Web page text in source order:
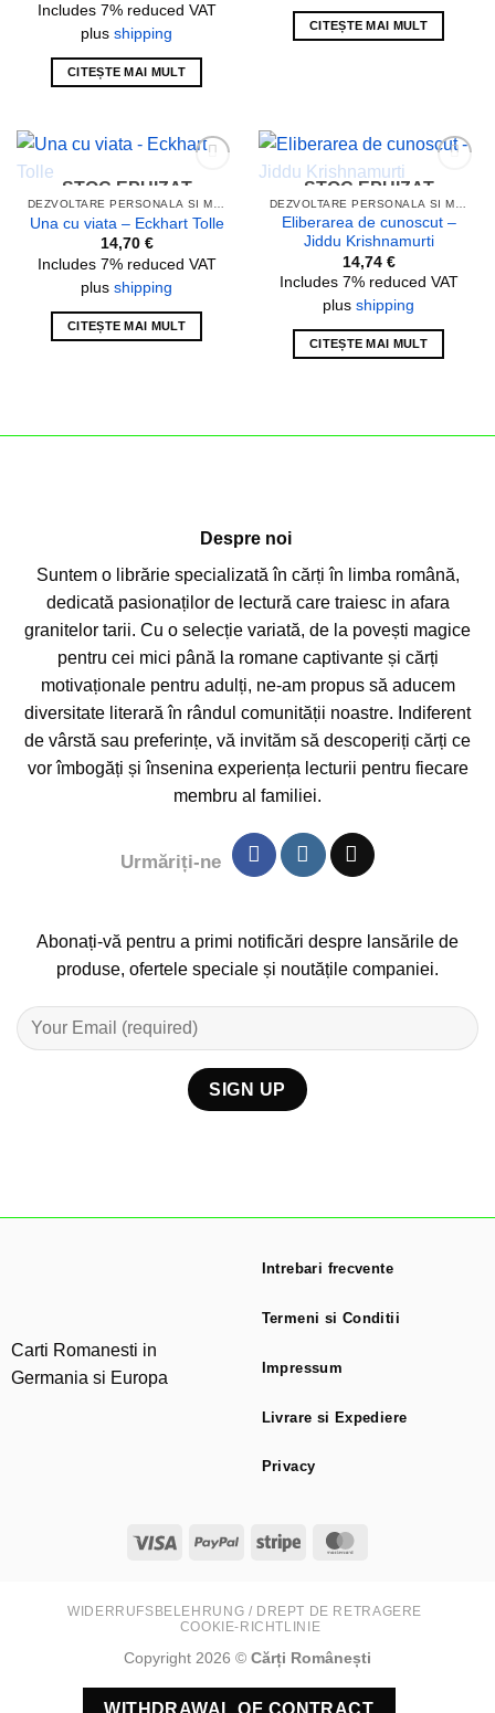
Includes 7% reduced VAT
plus shipping
CITEȘTE MAI MULT
CITEȘTE MAI MULT
Add to
wishlist
STOC EPUIZAT
Una cu viata – Eckhart Tolle
14,70 €
Includes 7% reduced VAT
plus shipping
CITEȘTE MAI MULT
Add to
wishlist
STOC EPUIZAT
Eliberarea de cunoscut –
Jiddu Krishnamurti
14,74 €
Includes 7% reduced VAT
plus shipping
CITEȘTE MAI MULT
Despre noi
Suntem o librărie specializată în cărți în limba română,
dedicată pasionaților de lectură care traiesc in afara
granitelor tarii. Cu o selecție variată, de la povești magice
pentru cei mici până la romane captivante și cărți
motivaționale pentru adulți, ne-am propus să aducem
diversitate literară în rândul comunității noastre. Indiferent
de vârstă sau preferințe, vă invităm să descoperiți cărți ce
vor îmbogăți și însenina experiența lecturii pentru fiecare
membru al familiei.
Urmăriți-ne
Abonați-vă pentru a primi notificări despre lansările de
produse, ofertele speciale și noutățile companiei.
Carti Romanesti in
Germania si Europa
Visa PayPal Stripe
Intrebari frecvente
Termeni si Conditii
Impressum
Livrare si Expediere
Privacy
WIDERRUFSBELEHRUNG / DREPT DE RETRAGERE
COOKIE-RICHTLINIE
Copyright 2026 © Cărți Românești